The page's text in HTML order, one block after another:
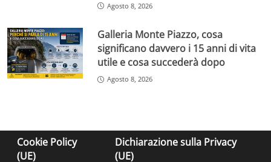
Agosto 8, 2026
Galleria Monte Piazzo, cosa
significano davvero i 15 anni di vita
utile e cosa succederà dopo
Agosto 8, 2026
Cookie Policy
(UE)
Dichiarazione sulla Privacy
(UE)